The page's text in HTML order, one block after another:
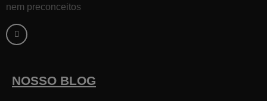
nem preconceitos
a
c
e
k
-
NOSSO BLOG